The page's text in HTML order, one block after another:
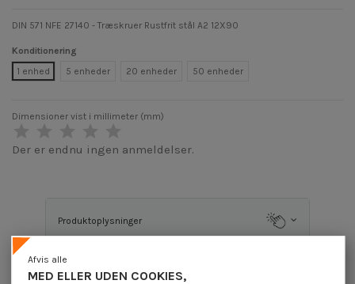
DIN 571 NFE 27140 - Træskruer Rustfrit stål A2 12X90
Konditionering
1 enhed
5 enheder 20 enheder 50 enheder
Dimensioner vist i millimeter (mm)
Der er endnu ingen anmeldelser.
Produktoplysninger
Beskrivelse
MED ELLER UDEN COOKIES,
Afvis alle